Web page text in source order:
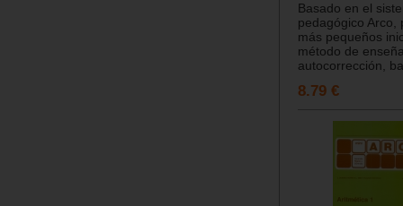
Basado en el
pedagógico Arco,
más pequeños
método de
autocorrección,
8.79 €